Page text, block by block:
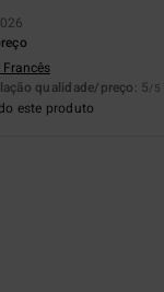
qualidade/preço: 5/5
este produto